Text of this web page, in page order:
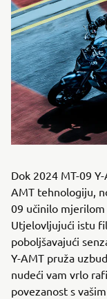
Dok 2024 MT-09
AMT tehnologiju,
09 učinilo mjerilom
Utjelovljujući istu
poboljšavajući
Y-AMT pruža
nudeći vam vrlo
povezanost s